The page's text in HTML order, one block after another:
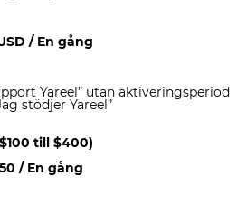
/ En gång
Yareel” utan aktiveringsperiod
stödjer Yareel”
till $400)
/ En gång